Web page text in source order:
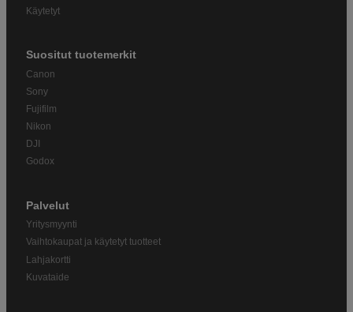
Käytetyt
Suositut tuotemerkit
Canon
Sony
Fujifilm
Nikon
DJI
Godox
Palvelut
Yritysmyynti
Vaihtokaupat ja käytetyt tuotteet
Lahjakortti
Kuvataide